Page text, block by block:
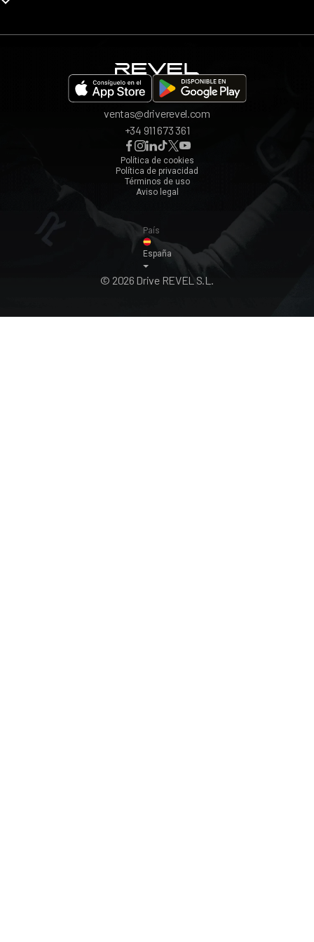
ventas@driverevel.com
+34 911 673 361
Política de cookies
Política de privacidad
Términos de uso
Aviso legal
País
España
© 2026 Drive REVEL S.L.